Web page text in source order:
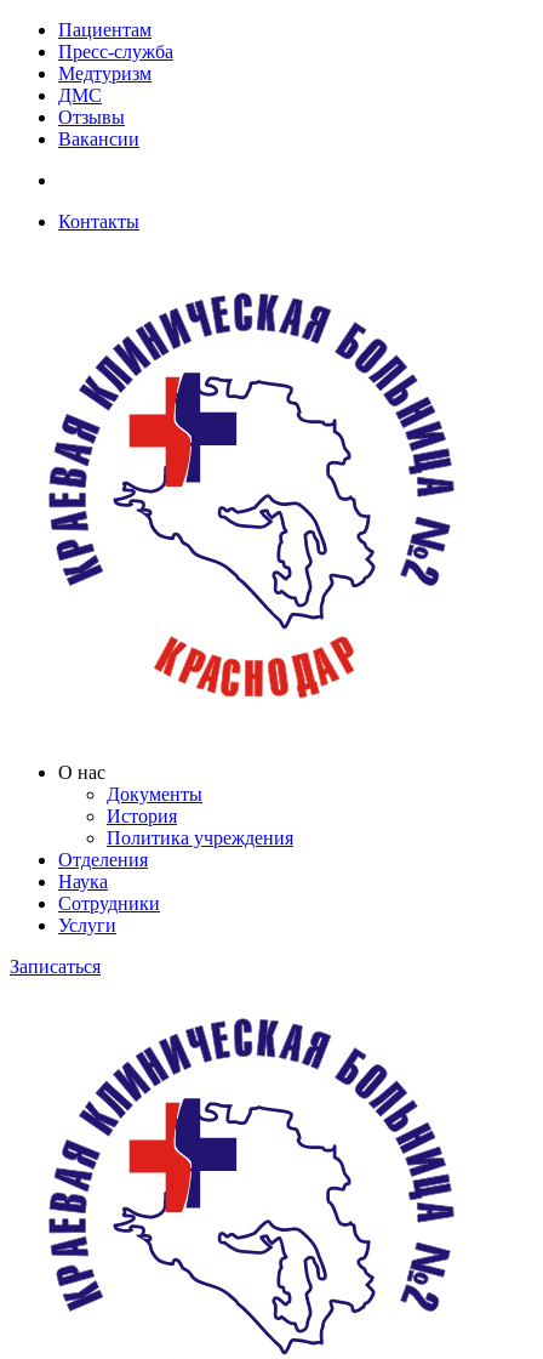
Пациентам
Пресс-служба
Медтуризм
ДМС
Отзывы
Вакансии
Контакты
О нас
Документы
История
Политика учреждения
Отделения
Наука
Сотрудники
Услуги
Записаться